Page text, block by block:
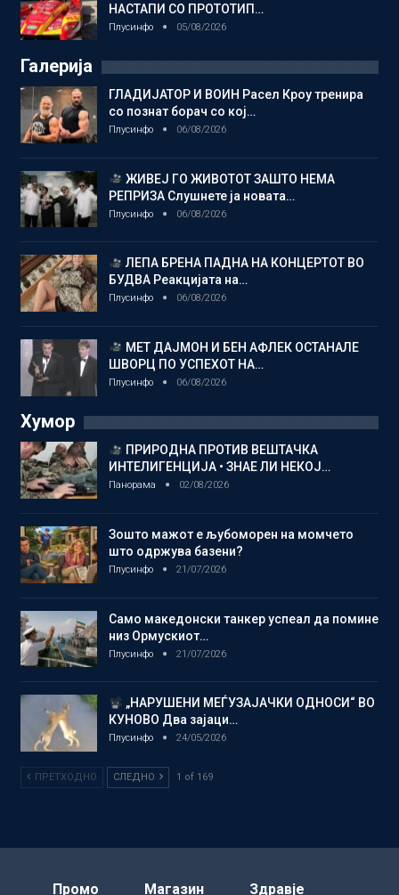
НАСТАПИ СО ПРОТОТИП…
Плусинфо 05/08/2026
Галерија
ГЛАДИЈАТОР И ВОИН Расел Кроу тренира
со познат борач со кој…
Плусинфо 06/08/2026
ЖИВЕЈ ГО ЖИВОТОТ ЗАШТО НЕМА
РЕПРИЗА Слушнете ја новата…
Плусинфо 06/08/2026
ЛЕПА БРЕНА ПАДНА НА КОНЦЕРТОТ ВО
БУДВА Реакцијата на…
Плусинфо 06/08/2026
МЕТ ДАЈМОН И БЕН АФЛЕК ОСТАНАЛЕ
ШВОРЦ ПО УСПЕХОТ НА…
Плусинфо 06/08/2026
Хумор
ПРИРОДНА ПРОТИВ ВЕШТАЧКА
ИНТЕЛИГЕНЦИЈА • ЗНАЕ ЛИ НЕКОЈ…
Панорама 02/08/2026
Зошто мажот е љубоморен на момчето
што одржува базени?
Плусинфо 21/07/2026
Само македонски танкер успеал да помине
низ Ормускиот…
Плусинфо 21/07/2026
„НАРУШЕНИ МЕЃУЗАЈАЧКИ ОДНОСИ“ ВО
КУНОВО Два зајаци…
Плусинфо 24/05/2026
ПРЕТХОДНО СЛЕДНО 1 of 169
Промо Магазин Здравје